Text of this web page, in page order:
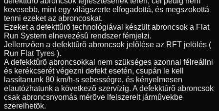
kevesebb, mint egy világszerte elfogadottá, és megszokottá
tenni ezeket az abroncoskat.
Ezeket a defekttûrõ technológiával készült abroncsok a Flat
Run System elnevezésû rendszer fémjelzi.
Jellemzõen a defekttûrõ abroncsok jelõlése az RFT jelölés (
Run Flat Tyres ).
A defekktûrõ abroncsokkal nem szükséges azonnal félreállni
és kerékcserét végezni defekt esetén, csupán le kell
lassítanunk 80 km/h-s sebességre, és kényelmesen
elautózhatunk a következõ szervízig. A defekktûrõ abroncsok
csak abroncsnyomás mérõve lfelszerelt jármûvekbe
szerelhetõk.